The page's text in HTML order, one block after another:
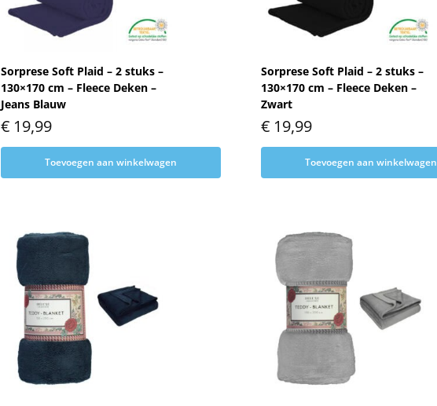
Sorprese Soft Plaid – 2 stuks –
130×170 cm – Fleece Deken –
Jeans Blauw
€19,99
Toevoegen aan winkelwagen
Sorprese Soft Plaid – 2 stuks –
130×170 cm – Fleece Deken –
Zwart
€ 19,99
Toevoegen aan winkelwagen